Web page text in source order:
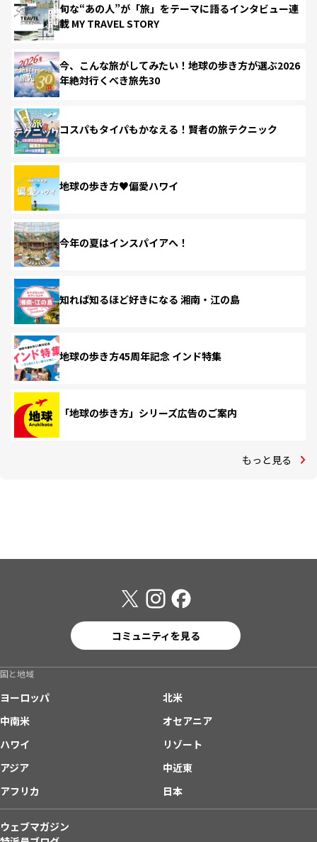
旬な“あの人”が「旅」をテーマに語るインタビュー連
載 MY TRAVEL STORY
今、こんな旅がしてみたい！地球の歩き方が選ぶ2026
年絶対行くべき旅先30
コスパもタイパもかなえる！賢者の旅テクニック
地球の歩き方♥偏愛ハワイ
今年の夏はインスパイアへ！
知れば知るほど好きになる 湘南・江の島
地球の歩き方45周年記念 インド特集
「地球の歩き方」シリーズ広告のご案内
もっと見る
コミュニティを見る
国と地域
ヨーロッパ
北米
中南米
オセアニア
ハワイ
リゾート
アジア
中近東
アフリカ
日本
ウェブマガジン